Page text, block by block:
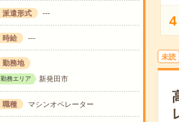
派遣形式 ---
時給 ---
勤務地
勤務エリア 新発田市
職種 マシンオペレーター
4
未読